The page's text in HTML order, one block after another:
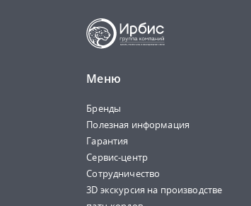
Меню
Бренды
Полезная информация
Гарантия
Сервис-центр
Сотрудничество
3D экскурсия на производстве